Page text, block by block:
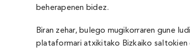
beherapenen bidez.
Biran zehar, bulego mugikorraren gune
plataformari atxikitako Bizkaiko